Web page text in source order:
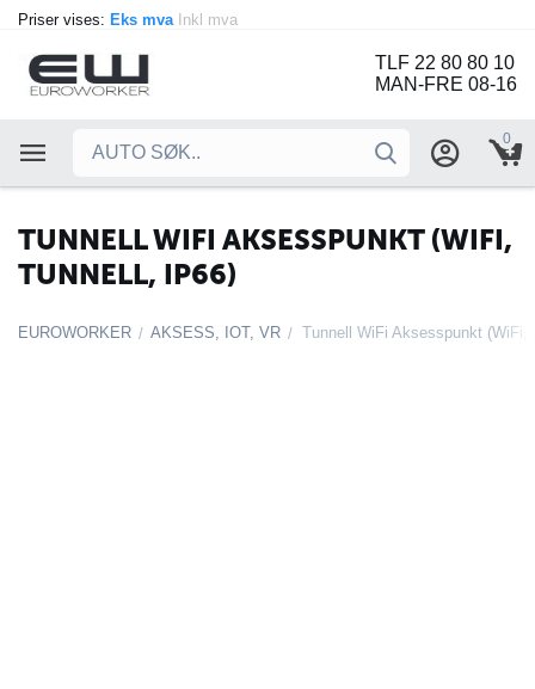
Priser vises: Eks mva Inkl mva
TLF 22 80 80 10
MAN-FRE 08-16
0
TUNNELL WIFI AKSESSPUNKT (WIFI,
TUNNELL, IP66)
EUROWORKER / AKSESS, IOT, VR / Tunnell WiFi Aksesspunkt (WiFi,